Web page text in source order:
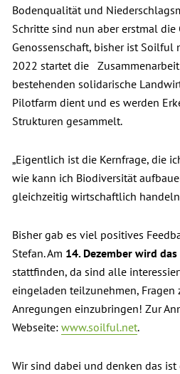
Bodenqualität und
Schritte sind nun aber erstmal die
Genossenschaft, bisher ist Soilful
2022 startet die
bestehenden solidarische
Pilotfarm dient und es werden
Strukturen gesammelt.
„Eigentlich ist die Kernfrage, die
wie kann ich Biodiversität
gleichzeitig wirtschaftlich
Bisher gab es viel positives
Stefan. Am 14. Dezember wird
stattfinden, da sind alle
eingeladen teilzunehmen, Fragen
Anregungen einzubringen! Zur
Webseite: www.soilful.net.
Wir sind dabei und denken das